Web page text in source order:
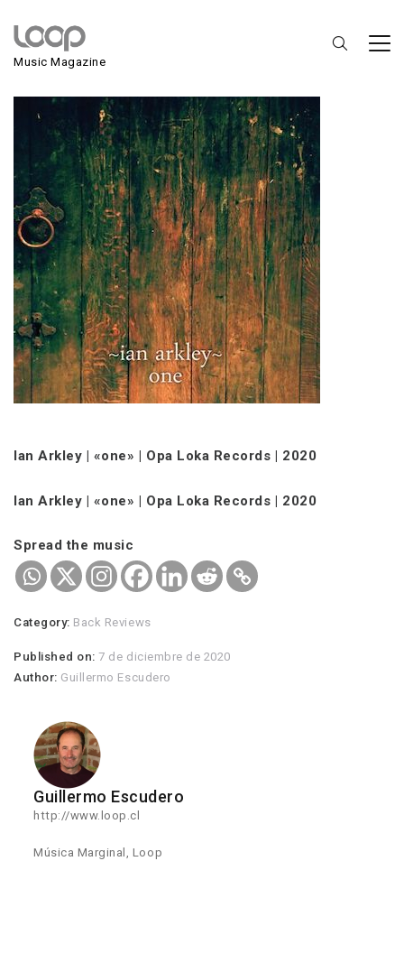
Music Magazine
Ian Arkley
Ian Arkley | «one» | Opa Loka Records | 2020
Ian Arkley | «one» | Opa Loka Records | 2020
Spread the music
Category: Back Reviews
Published on:7 de diciembre de 2020
Author: Guillermo Escudero
Guillermo Escudero
http://www.loop.cl
Música Marginal, Loop